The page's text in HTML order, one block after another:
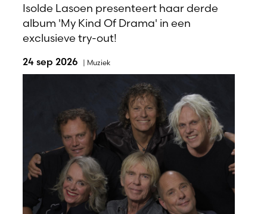
Isolde Lasoen presenteert haar derde
album 'My Kind Of Drama' in een
exclusieve try-out!
24 sep 2026 | Muziek